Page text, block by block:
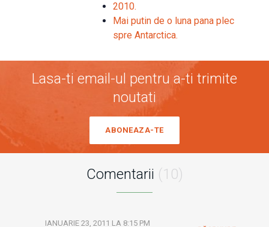
2010.
Mai putin de o luna pana plec
spre Antarctica.
Lasa-ti email-ul pentru a-ti trimite
noutati
ABONEAZA-TE
Comentarii (10)
IANUARIE 23, 2011 LA 8:15 PM